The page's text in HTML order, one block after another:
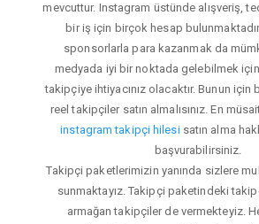
mevcuttur. Instagram üstünde alışveriş,
bir iş için birçok hesap
sponsorlarla para kazanmak da
medyada iyi bir noktada gelebilmek
takipçiye ihtiyacınız olacaktır. Bunun için
reel takipçiler satın almalısınız. En
instagram takipçi hilesisatın alma
başvurabilirsiniz.
Takipçi paketlerimizin yanında sizlere
sunmaktayız. Takipçi paketindeki
armağan takipçiler de vermekteyiz.